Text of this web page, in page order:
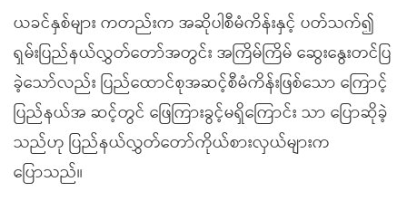
ယခင်နှစ်များ ကတည်းက အဆိုပါစီမံကိန်းနှင့် ပတ်သက်၍
ရှမ်းပြည်နယ်လွှတ်တော်အတွင်း အကြိမ်ကြိမ် ဆွေးနွေးတင်ပြ
ခဲ့သော်လည်း ပြည်ထောင်စုအဆင့်စီမံကိန်းဖြစ်သော ကြောင့်
ပြည်နယ်အ ဆင့်တွင် ဖြေကြားခွင့်မရှိကြောင်း သာ ပြောဆိုခဲ့
သည်ဟု ပြည်နယ်လွှတ်တော်ကိုယ်စားလှယ်များက
ပြောသည်။